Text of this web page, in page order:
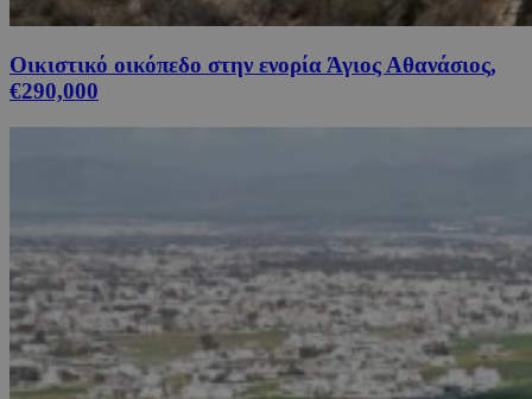
Οικιστικό οικόπεδο στην ενορία Άγιος Αθανάσιος,
€290,000